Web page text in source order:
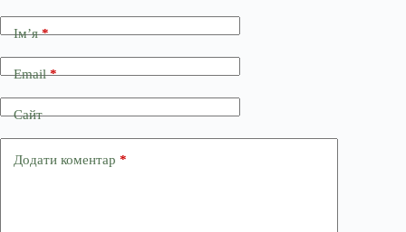
Ім’я*
Email*
Сайт
Додати коментар *